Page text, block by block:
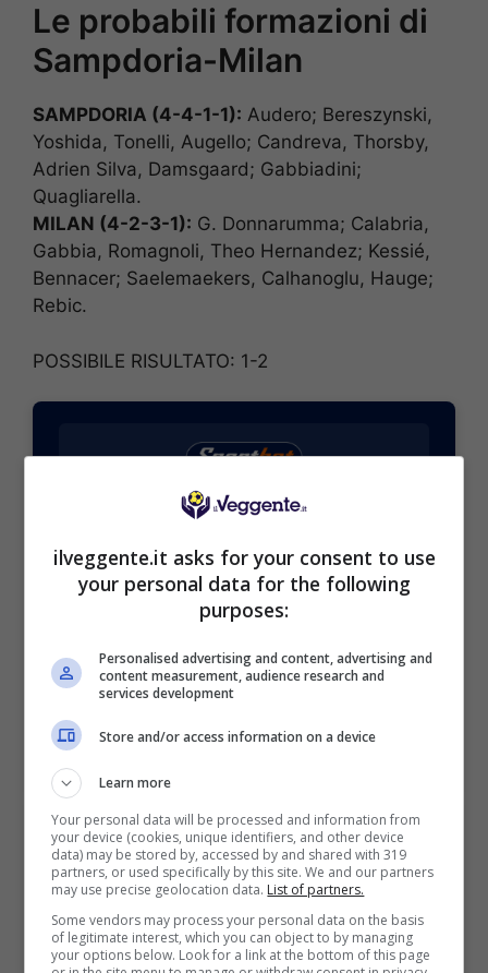
Le probabili formazioni di
Sampdoria-Milan
SAMPDORIA (4-4-1-1): Audero; Bereszynski,
Yoshida, Tonelli, Augello; Candreva, Thorsby,
Adrien Silva, Damsgaard; Gabbiadini;
Quagliarella.
MILAN (4-2-3-1): G. Donnarumma; Calabria,
Gabbia, Romagnoli, Theo Hernandez; Kessié,
Bennacer; Saelemaekers, Calhanoglu, Hauge;
Rebic.
POSSIBILE RISULTATO: 1-2
BONUS SPORTBET: 100€ SUBITO
rimborso
Bonus 50€ senza deposito sport + fino a 50€ di
bonus rimborso sul primo deposito
200€
BONUS BENVENUTO GOLDBET: 2.050€
Fino a 2050€ sport e casino
Per i nuovi registrati: 100% fino a 2.000€ in Bonus
ilveggente.it asks for your consent to use
your personal data for the following
purposes:
Personalised advertising and content, advertising and
content measurement, audience research and
services development
Store and/or access information on a device
Learn more
Your personal data will be processed and information from
your device (cookies, unique identifiers, and other device
data) may be stored by, accessed by and shared with 319
partners, or used specifically by this site. We and our partners
may use precise geolocation data. List of partners.
Some vendors may process your personal data on the basis
of legitimate interest, which you can object to by managing
your options below. Look for a link at the bottom of this page